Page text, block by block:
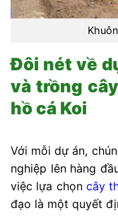
Đôi nét về
và trồng
hồ cá Koi
Với mỗi dự án,
nghiệp lên hàng
việc lựa chọn cây
đạo là một quyết